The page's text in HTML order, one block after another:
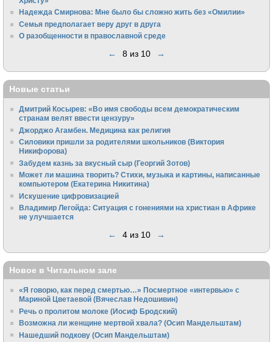
Надежда Смирнова: Мне было бы сложно жить без «Омилии»
Семья предполагает веру друг в друга
О разобщенности в православной среде
← 8 из 10 →
Новые статьи
Дмитрий Косырев: «Во имя свободы всем демократическим
странам велят ввести цензуру»
Джорджо Агамбен. Медицина как религия
Силовики пришли за родителями школьников (Виктория
Никифорова)
Забудем казнь за вкусный сыр (Георгий Зотов)
Может ли машина творить? Стихи, музыка и картины, написанные
компьютером (Екатерина Никитина)
Искушение цифровизацией
Владимир Легойда: Ситуация с гонениями на христиан в Африке
не улучшается
← 4 из 10 →
Новое в Читальном зале
«Я говорю, как перед смертью…» Посмертное «интервью» с
Мариной Цветаевой (Вячеслав Недошивин)
Речь о пролитом молоке (Иосиф Бродский)
Возможна ли женщине мертвой хвала? (Осип Мандельштам)
Нашедший подкову (Осип Мандельштам)